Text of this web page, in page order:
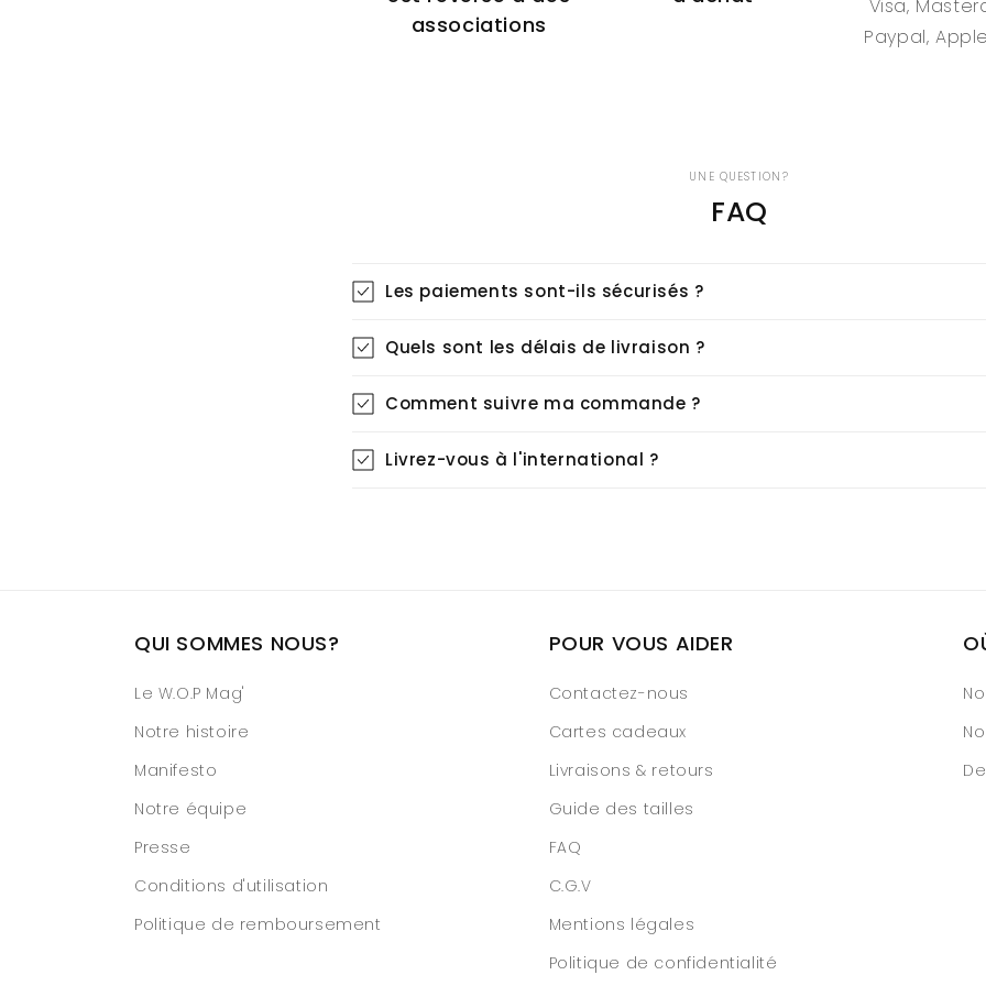
associations
Visa,
Paypal,
UNE QUESTION?
FAQ
Les paiements sont-ils sécurisés ?
Quels sont les délais de livraison ?
Comment suivre ma commande ?
Livrez-vous à l'international ?
QUI SOMMES NOUS?
Le W.O.P Mag'
Notre histoire
Manifesto
Notre équipe
Presse
Conditions d'utilisation
Politique de remboursement
POUR VOUS AIDER
Contactez-nous
Cartes cadeaux
Livraisons & retours
Guide des tailles
FAQ
C.G.V
Mentions légales
Politique de confidentialité